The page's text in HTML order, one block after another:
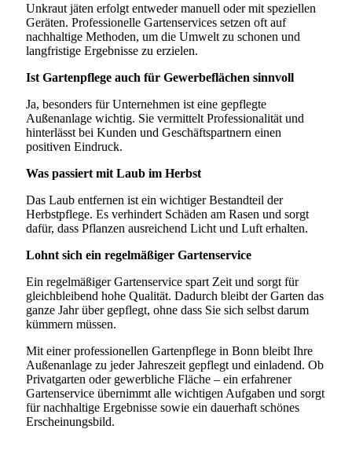
Unkraut jäten erfolgt entweder manuell oder mit speziellen
Geräten. Professionelle Gartenservices setzen oft auf
nachhaltige Methoden, um die Umwelt zu schonen und
langfristige Ergebnisse zu erzielen.
Ist Gartenpflege auch für Gewerbeflächen sinnvoll
Ja, besonders für Unternehmen ist eine gepflegte
Außenanlage wichtig. Sie vermittelt Professionalität und
hinterlässt bei Kunden und Geschäftspartnern einen
positiven Eindruck.
Was passiert mit Laub im Herbst
Das Laub entfernen ist ein wichtiger Bestandteil der
Herbstpflege. Es verhindert Schäden am Rasen und sorgt
dafür, dass Pflanzen ausreichend Licht und Luft erhalten.
Lohnt sich ein regelmäßiger Gartenservice
Ein regelmäßiger Gartenservice spart Zeit und sorgt für
gleichbleibend hohe Qualität. Dadurch bleibt der Garten das
ganze Jahr über gepflegt, ohne dass Sie sich selbst darum
kümmern müssen.
Mit einer professionellen Gartenpflege in Bonn bleibt Ihre
Außenanlage zu jeder Jahreszeit gepflegt und einladend. Ob
Privatgarten oder gewerbliche Fläche – ein erfahrener
Gartenservice übernimmt alle wichtigen Aufgaben und sorgt
für nachhaltige Ergebnisse sowie ein dauerhaft schönes
Erscheinungsbild.